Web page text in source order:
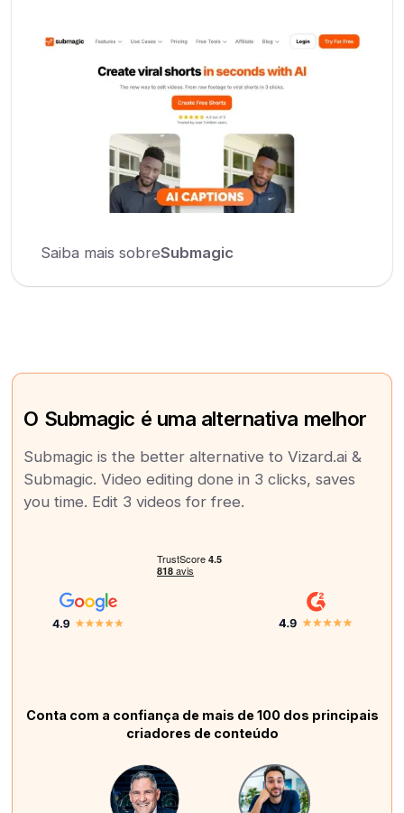
Saiba mais sobreSubmagic
O Submagic é uma alternativa melhor
Submagic is the better alternative to Vizard.ai &
Submagic. Video editing done in 3 clicks, saves
you time. Edit 3 videos for free.
Conta com a confiança de mais de 100 dos principais
criadores de conteúdo